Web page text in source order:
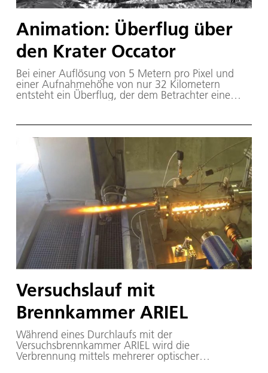
untersuchen und zu reduzieren gilt.
Animation: Überflug über
den Krater Occator
Bei einer Auflösung von 5 Metern pro Pixel und
einer Aufnahmehöhe von nur 32 Kilometern
entsteht ein Überflug, der dem Betrachter eine
seinem Inneren ermöglicht. Die hell reflektierenden
Regionen haben mittlerweile auch Eigennamen
erhalten: Die besonders auffällige Region mit
hellen Flecken und einer rissigen Aufwölbung im
Zentrum von Occator wurde "Cerealia Facula"
genannt, die etwas weniger stark reflektierenden
Flecken östlich davon "Vinalia Faculae".
Versuchslauf mit
Brennkammer ARIEL
Während eines Durchlaufs mit der
Versuchsbrennkammer ARIEL wird die
Verbrennung mittels mehrerer optischer